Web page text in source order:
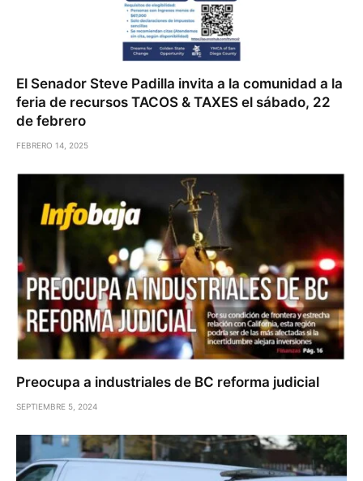
El Senador Steve Padilla invita a la comunidad a la
feria de recursos TACOS & TAXES el sábado, 22
de febrero
FEBRERO 14, 2025
Preocupa a industriales de BC reforma judicial
SEPTIEMBRE 5, 2024